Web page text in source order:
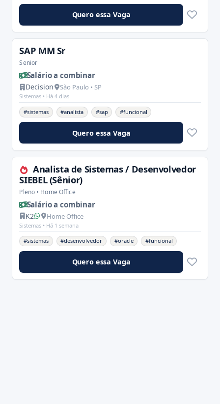
Quero essa Vaga
SAP MM Sr
Senior
Salário a combinar
Decision São Paulo • SP
Sistemas • Há 4 dias
#sistemas #analista #sap #funcional
Quero essa Vaga
Analista de Sistemas / Desenvolvedor
SIEBEL (Sênior)
Pleno • Home Office
Salário a combinar
K2 Home Office
Sistemas • Há 1 semana
#sistemas #desenvolvedor #oracle #funcional
Quero essa Vaga